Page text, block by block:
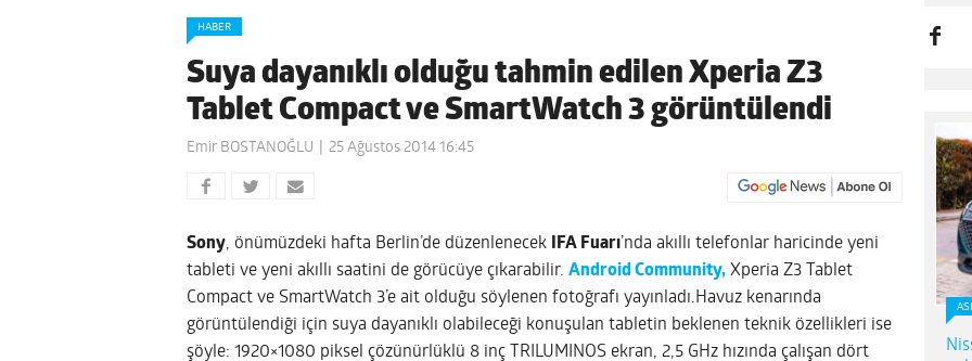
HABER
Suya dayanıklı olduğu tahmin edilen Xperia Z3
Tablet Compact ve SmartWatch 3 görüntülendi
Emir BOSTANOĞLU 25 Ağustos 2014 16:45
Sony, önümüzdeki hafta Berlin’de düzenlenecek IFA Fuarı’nda akıllı telefonlar haricinde yeni
tableti ve yeni akıllı saatini de görücüye çıkarabilir. Android Community, Xperia Z3 Tablet
Compact ve SmartWatch 3’e ait olduğu söylenen fotoğrafı yayınladı.Havuz kenarında
görüntülendiği için suya dayanıklı olabileceği konuşulan tabletin beklenen teknik özellikleri ise
şöyle: 1920×1080 piksel çözünürlüklü 8 inç TRILUMINOS ekran, 2,5 GHz hızında çalışan dört